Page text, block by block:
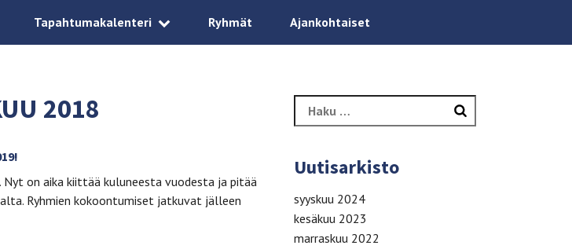
Tapahtumakalenteri Ryhmät Ajankohtaiset
2018
on aika kiittää kuluneesta vuodesta ja pitää
Ryhmien kokoontumiset jatkuvat jälleen
Haku:
Uutisarkisto
syyskuu 2024
kesäkuu 2023
marraskuu 2022